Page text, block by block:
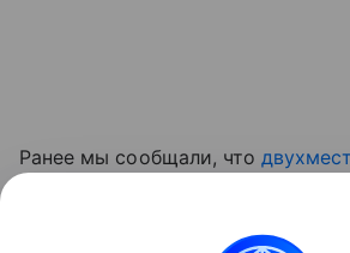
Ранее мы сообщали, что